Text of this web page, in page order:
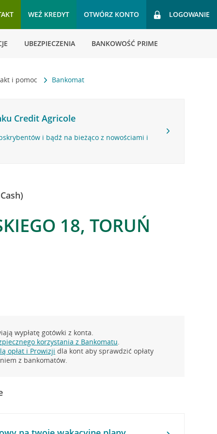
WEŹ KREDYT OTWÓRZ KONTO LOGOWANIE
UBEZPIECZENIA BANKOWOŚĆ PRIME
i pomoc Bankomat
Credit Agricole
i bądź na bieżąco z nowościami i
18, TORUŃ
wypłatę gotówki z konta.
korzystania z Bankomatu.
opłat i Prowizji dla kont aby sprawdzić opłaty
z bankomatów.